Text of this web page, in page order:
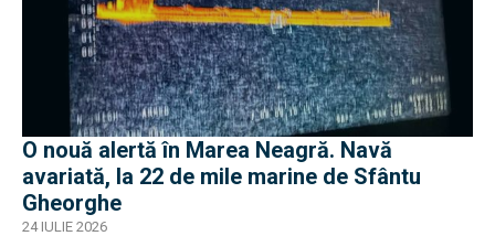
O nouă alertă în Marea Neagră. Navă
avariată, la 22 de mile marine de Sfântu
Gheorghe
24 IULIE 2026